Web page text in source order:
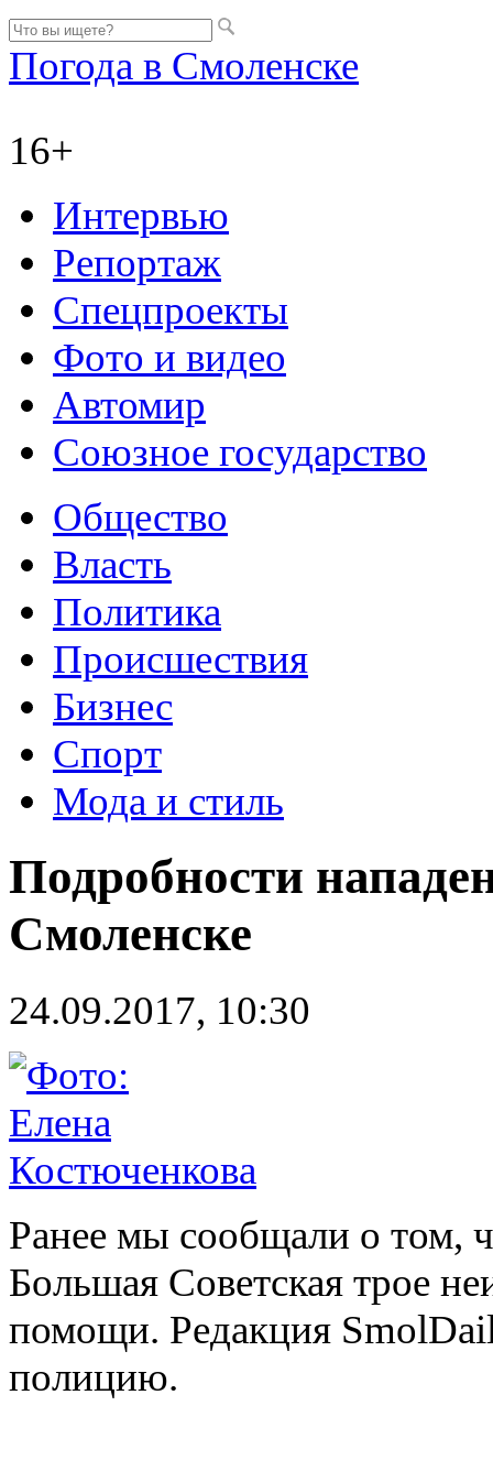
Погода в Смоленске
16+
Интервью
Репортаж
Спецпроекты
Фото и видео
Автомир
Союзное государство
Общество
Власть
Политика
Происшествия
Бизнес
Спорт
Мода и стиль
Подробности
Смоленске
24.09.2017, 10:30
Ранее мы сообщали о том,
Большая Советская трое
помощи. Редакция
полицию.